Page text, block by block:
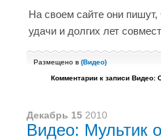
На своем сайте они
удачи и долгих лет
Размещено в (Видео)
Комментарии к записи Видео:
Декабрь 15 2010
Видео: Мультик